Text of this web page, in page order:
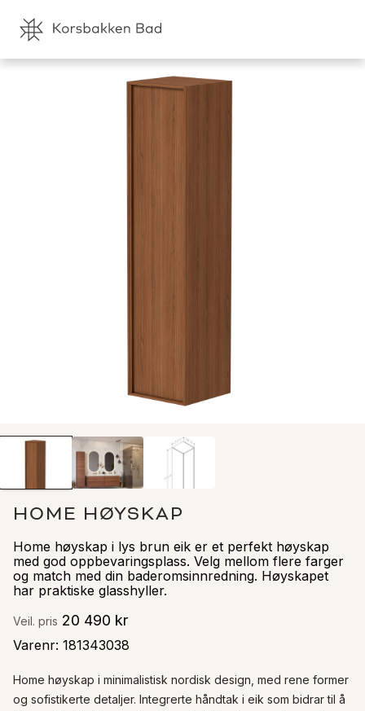
HOME HØYSKAP
Home høyskap i lys brun eik er et perfekt høyskap
med god oppbevaringsplass. Velg mellom flere farger
og match med din baderomsinnredning. Høyskapet
har praktiske glasshyller.
Veil. pris 20 490 kr
Varenr: 181343038
Home høyskap i minimalistisk nordisk design, med rene former
og sofistikerte detaljer. Integrerte håndtak i eik som bidrar til å